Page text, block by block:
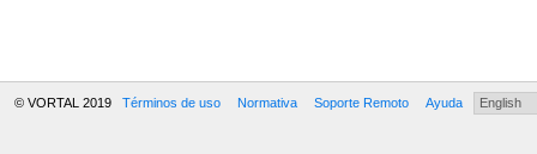
© VORTAL 2019 Términos de uso Normativa Soporte Remoto Ayuda